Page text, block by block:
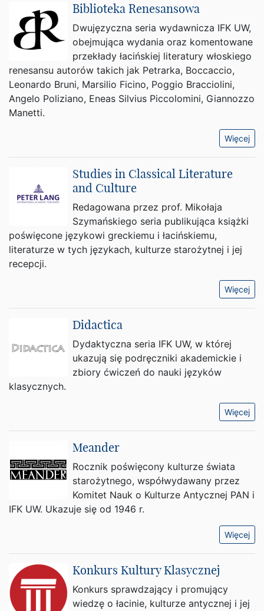
Biblioteka Renesansowa
Dwujęzyczna seria wydawnicza IFK UW,
obejmująca wydania oraz komentowane
przekłady łacińskiej literatury włoskiego
renesansu autorów takich jak Petrarka, Boccaccio,
Leonardo Bruni, Marsilio Ficino, Poggio Bracciolini,
Angelo Poliziano, Eneas Silvius Piccolomini, Giannozzo
Manetti.
Więcej
Studies in Classical Literature
and Culture
Redagowana przez prof. Mikołaja
Szymańskiego seria publikująca książki
poświęcone językowi greckiemu i łacińskiemu,
literaturze w tych językach, kulturze starożytnej i jej
recepcji.
Więcej
Didactica
Dydaktyczna seria IFK UW, w której
ukazują się podręczniki akademickie i
zbiory ćwiczeń do nauki języków
klasycznych.
Więcej
Meander
Rocznik poświęcony kulturze świata
starożytnego, współwydawany przez
Komitet Nauk o Kulturze Antycznej PAN i
IFK UW. Ukazuje się od 1946 r.
Więcej
Konkurs Kultury Klasycznej
Konkurs sprawdzający i promujący
wiedzę o łacinie, kulturze antycznej i jej